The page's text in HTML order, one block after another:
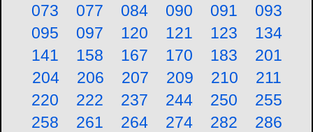
073
077 084 090 091
093
095
097 120 121 123
134
141
158 167 170 183
201
204
206 207 209 210
211
220
222 237 244 250
255
258
261 264 274 282
286